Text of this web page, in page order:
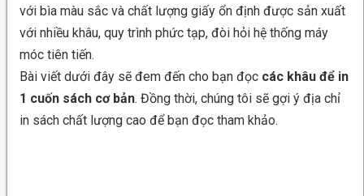
với bìa màu sắc và chất lượng giấy ổn định được sản xuất
với nhiều khâu, quy trình phức tạp, đòi hỏi hệ thống máy
móc tiên tiến.
Bài viết dưới đây sẽ đem đến cho bạn đọc các khâu để in
1 cuốn sách cơ bản. Đồng thời, chúng tôi sẽ gợi ý địa chỉ
in sách chất lượng cao để bạn đọc tham khảo.